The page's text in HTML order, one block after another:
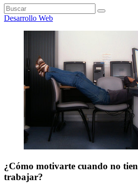
Desarrollo Web
¿Cómo motivarte cuando no
trabajar?